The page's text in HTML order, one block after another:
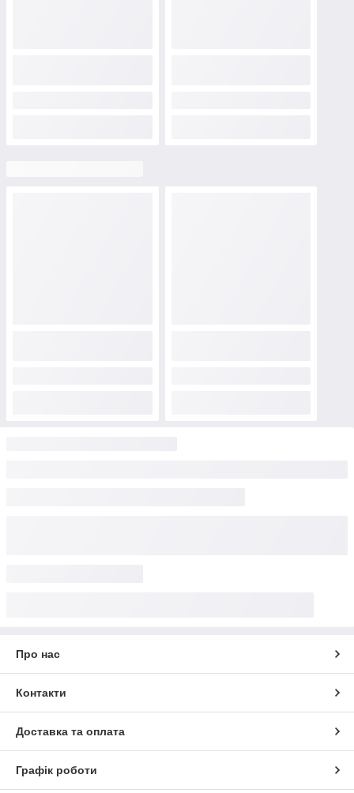
Про нас
Контакти
Доставка та оплата
Графік роботи